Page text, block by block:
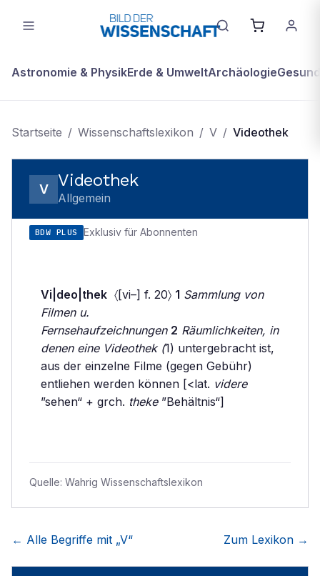
Astronomie & PhysikErde & UmweltArchäologie
Startseite / Wissenschaftslexikon / V / Videothek
V Videothek
Allgemein
BDW PLUS Exklusiv für Abonnenten
Vi|deo|thek 〈[vi–] f. 20〉 1 Sammlung von
Filmen u.
Fernsehaufzeichnungen 2 Räumlichkeiten, in
denen eine Videothek (1) untergebracht ist,
aus der einzelne Filme (gegen Gebühr)
entliehen werden können [<lat. videre
”sehen“ + grch. theke”Behältnis“]
Quelle: Wahrig Wissenschaftslexikon
← Alle Begriffe mit „V“ Zum Lexikon →